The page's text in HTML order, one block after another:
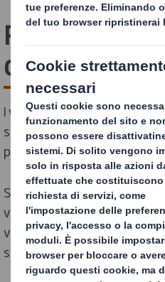
Prodotti in
ceramica
I vantaggi tipici degli
sono ancora più evidenti
prodotti fragili come articoli
Soluzioni in grado non solo
vostri prodotti più delicati ma
valorizzare la vostra marca
stampa.